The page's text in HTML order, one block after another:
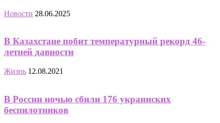
Новости 28.06.2025
В Казахстане побит температурный рекорд 46-
летней давности
Жизнь 12.08.2021
В России ночью сбили 176 украинских
беспилотников